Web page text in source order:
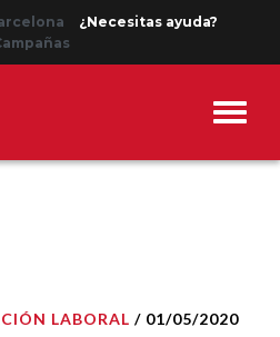
¿Necesitas ayuda?
LABORAL / 01/05/2020